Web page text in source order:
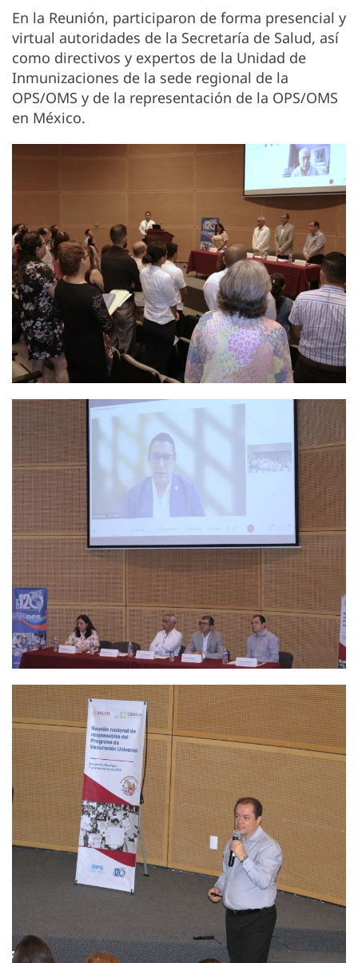
En la Reunión, participaron de forma presencial y
virtual autoridades de la Secretaría de Salud, así
como directivos y expertos de la Unidad de
Inmunizaciones de la sede regional de la
OPS/OMS y de la representación de la OPS/OMS
en México.